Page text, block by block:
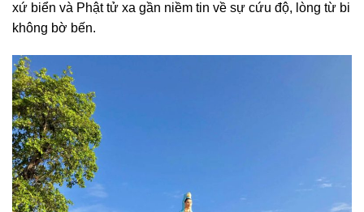
xứ biển và Phật tử xa gần niềm tin về sự cứu độ, lòng từ bi
không bờ bến.